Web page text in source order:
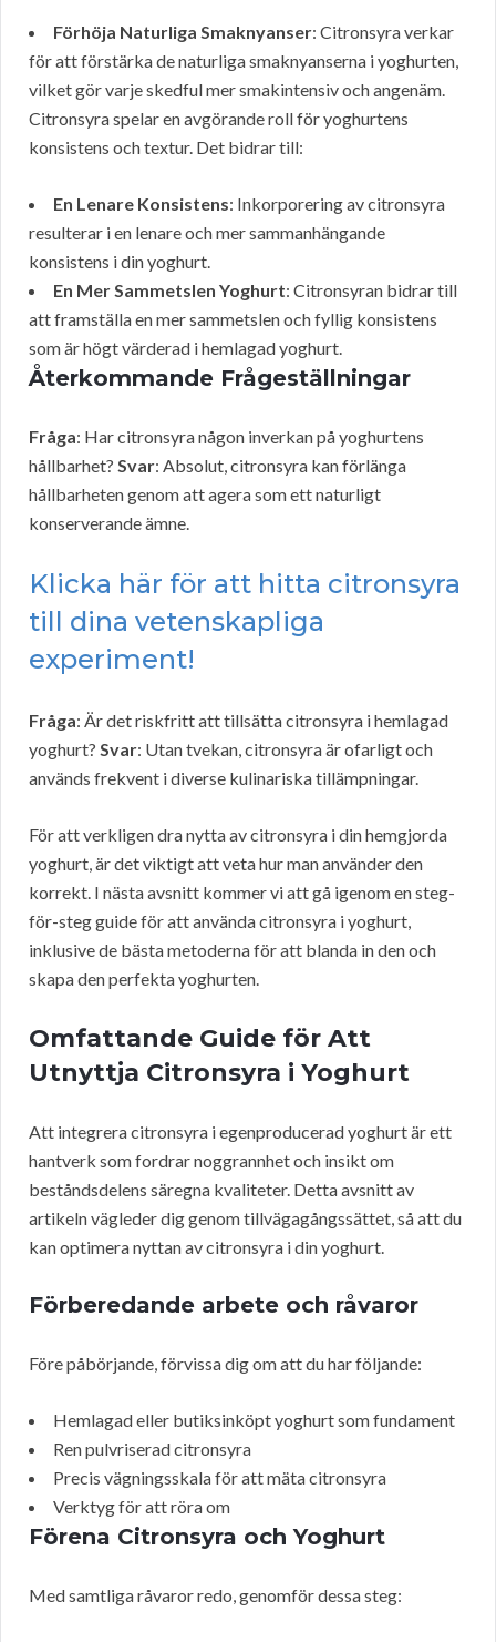
Förhöja Naturliga Smaknyanser: Citronsyra verkar
för att förstärka de naturliga smaknyanserna i yoghurten,
vilket gör varje skedful mer smakintensiv och angenäm.
Citronsyra spelar en avgörande roll för yoghurtens
konsistens och textur. Det bidrar till:
En Lenare Konsistens: Inkorporering av citronsyra
resulterar i en lenare och mer sammanhängande
konsistens i din yoghurt.
En Mer Sammetslen Yoghurt: Citronsyran bidrar till
att framställa en mer sammetslen och fyllig konsistens
som är högt värderad i hemlagad yoghurt.
Återkommande Frågeställningar
Fråga: Har citronsyra någon inverkan på yoghurtens
hållbarhet? Svar: Absolut, citronsyra kan förlänga
hållbarheten genom att agera som ett naturligt
konserverande ämne.
Klicka här för att hitta citronsyra
till dina vetenskapliga
experiment!
Fråga: Är det riskfritt att tillsätta citronsyra i hemlagad
yoghurt? Svar: Utan tvekan, citronsyra är ofarligt och
används frekvent i diverse kulinariska tillämpningar.
För att verkligen dra nytta av citronsyra i din hemgjorda
yoghurt, är det viktigt att veta hur man använder den
korrekt. I nästa avsnitt kommer vi att gå igenom en steg-
för-steg guide för att använda citronsyra i yoghurt,
inklusive de bästa metoderna för att blanda in den och
skapa den perfekta yoghurten.
Omfattande Guide för Att
Utnyttja Citronsyra i Yoghurt
Att integrera citronsyra i egenproducerad yoghurt är ett
hantverk som fordrar noggrannhet och insikt om
beståndsdelens säregna kvaliteter. Detta avsnitt av
artikeln vägleder dig genom tillvägagångssättet, så att du
kan optimera nyttan av citronsyra i din yoghurt.
Förberedande arbete och råvaror
Före påbörjande, förvissa dig om att du har följande:
Hemlagad eller butiksinköpt yoghurt som fundament
Ren pulvriserad citronsyra
Precis vägningsskala för att mäta citronsyra
Verktyg för att röra om
Förena Citronsyra och Yoghurt
Med samtliga råvaror redo, genomför dessa steg: